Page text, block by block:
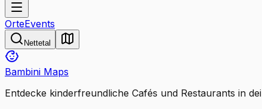
OrteEvents
Nettetal
Bambini Maps
Entdecke kinderfreundliche Cafés und Restaurants in